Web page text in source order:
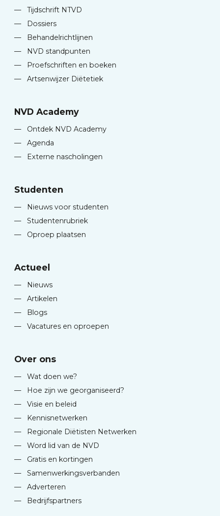
—
Tijdschrift NTVD
—
Dossiers
—
Behandelrichtlijnen
—
NVD standpunten
—
Proefschriften en boeken
—
Artsenwijzer Diëtetiek
NVD Academy
—
Ontdek NVD Academy
—
Agenda
—
Externe nascholingen
Studenten
—
Nieuws voor studenten
—
Studentenrubriek
—
Oproep plaatsen
Actueel
—
Nieuws
—
Artikelen
—
Blogs
—
Vacatures en oproepen
Over ons
—
Wat doen we?
—
Hoe zijn we georganiseerd?
—
Visie en beleid
—
Kennisnetwerken
—
Regionale Diëtisten Netwerken
—
Word lid van de NVD
—
Gratis en kortingen
—
Samenwerkingsverbanden
—
Adverteren
—
Bedrijfspartners